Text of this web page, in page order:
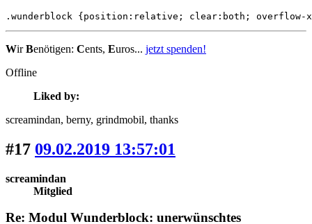
.wunderblock {position:relative; clear:both; overflow-
WirBenötigen: Cents, Euros... jetzt spenden!
Offline
Liked by:
screamindan, berny, grindmobil, thanks
#17 09.02.2019 13:57:01
screamindan
Mitglied
Re: Modul Wunderblock: unerwünschtes